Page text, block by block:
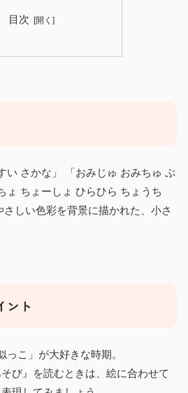
目次
い さかな」 「おみじゅ おみちゅ ぷ
ょ ちょーしょ ひらひら ちょうち
しい色彩を背景に描かれた、小さ
ント
こ」が大好きな時期。
び』を読むときは、絵に合わせて